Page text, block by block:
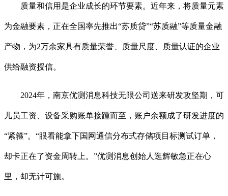
质量和信用是企业成长的环节要素。近年来，将质量元素
为金融要素，正在全国率先推出“苏质贷”“苏质融”等质量金融
产物，为2万余家具有质量荣誉、质量尺度、质量认证的企业
供给融资授信。
2024年，南京优测消息科技无限公司送来研发攻坚期，可
儿员工资、设备采购账单接踵而至，账户余额成了研发进度的
“紧箍”。“眼看能拿下国网通信分布式存储项目标测试订单，
却卡正在了资金周转上。”优测消息创始人逛辉敏急正在心
里，却无计可施。